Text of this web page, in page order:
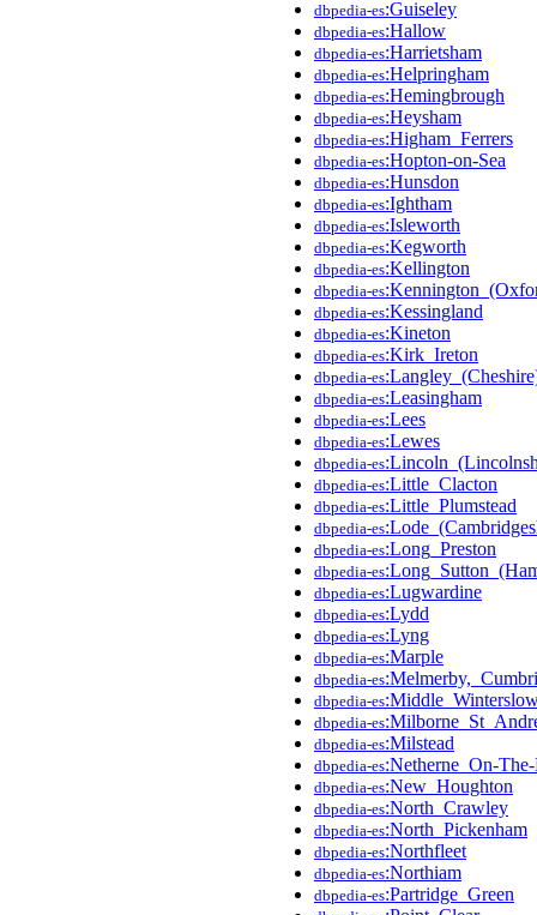
dbpedia-es:Guiseley
dbpedia-es:Hallow
dbpedia-es:Harrietsham
dbpedia-es:Helpringham
dbpedia-es:Hemingbrough
dbpedia-es:Heysham
dbpedia-es:Higham_Ferrers
dbpedia-es:Hopton-on-Sea
dbpedia-es:Hunsdon
dbpedia-es:Ightham
dbpedia-es:Isleworth
dbpedia-es:Kegworth
dbpedia-es:Kellington
dbpedia-es
dbpedia-es:Kessingland
dbpedia-es:Kineton
dbpedia-es:Kirk_Ireton
dbpedia-es
dbpedia-es:Leasingham
dbpedia-es:Lees
dbpedia-es:Lewes
dbpedia-es
dbpedia-es:Little_Clacton
dbpedia-es:Little_Plumstead
dbpedia-es
dbpedia-es:Long_Preston
dbpedia-es
dbpedia-es:Lugwardine
dbpedia-es:Lydd
dbpedia-es:Lyng
dbpedia-es:Marple
dbpedia-es
dbpedia-es
dbpedia-es
dbpedia-es:Milstead
dbpedia-es:Netherne_On-
dbpedia-es:New_Houghton
dbpedia-es:North_Crawley
dbpedia-es:North_Pickenham
dbpedia-es:Northfleet
dbpedia-es:Northiam
dbpedia-es:Partridge_Green